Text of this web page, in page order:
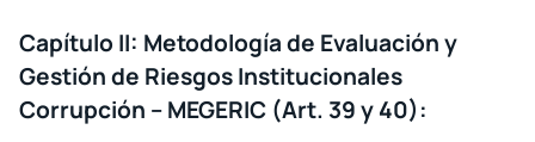
Capítulo II: Metodología de Evaluación y
Gestión de Riesgos Institucionales
Corrupción – MEGERIC (Art. 39 y 40):